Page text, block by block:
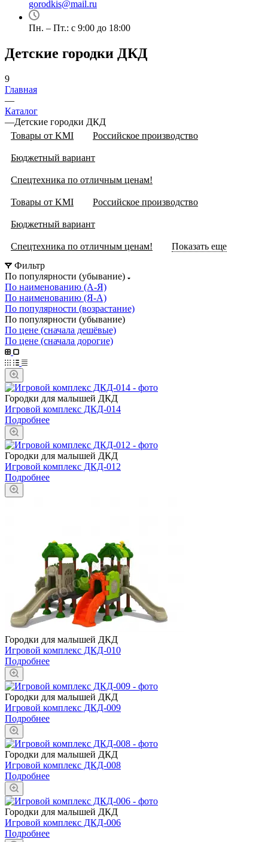
gorodkis@mail.ru
Пн. – Пт.: с 9:00 до 18:00
Детские городки ДКД
9
Главная
—
Каталог
—Детские городки ДКД
Товары от KMI
Российское производство
Бюджетный вариант
Спецтехника по отличным ценам!
Товары от KMI Российское производство
Бюджетный вариант
Спецтехника по отличным ценам!
Показать еще
Фильтр
По популярности (убывание)
По наименованию (А-Я)
По наименованию (Я-А)
По популярности (возрастание)
По популярности (убывание)
По цене (сначала дешёвые)
По цене (сначала дорогие)
Городки для малышей ДКД
Игровой комплекс ДКД-014
Подробнее
Городки для малышей ДКД
Игровой комплекс ДКД-012
Подробнее
Городки для малышей ДКД
Игровой комплекс ДКД-010
Подробнее
Городки для малышей ДКД
Игровой комплекс ДКД-009
Подробнее
Городки для малышей ДКД
Игровой комплекс ДКД-008
Подробнее
Городки для малышей ДКД
Игровой комплекс ДКД-006
Подробнее